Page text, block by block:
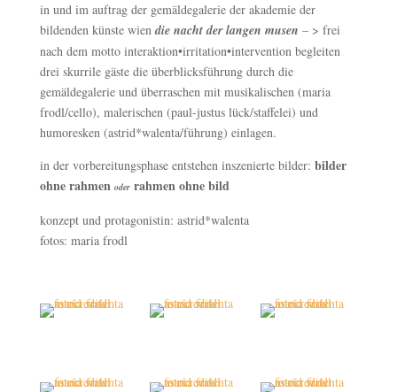
in und im auftrag der gemäldegalerie der akademie der
bildenden künste wiendie nacht der langen musen – > frei
nach dem motto interaktion•irritation•intervention begleiten
drei skurrile gäste die überblicksführung durch die
gemäldegalerie und überraschen mit musikalischen (maria
frodl/cello), malerischen (paul-justus lück/staffelei) und
humoresken (astrid*walenta/führung) einlagen.
in der vorbereitungsphase entstehen inszenierte bilder: bilder
ohne rahmen oderrahmen ohne bild
konzept und protagonistin: astrid*walenta
fotos: maria frodl